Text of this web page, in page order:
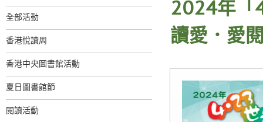
全部活動
香港悅讀周
香港中央圖書館活動
夏日圖書館節
閱讀活動
2024年「
讀愛．愛